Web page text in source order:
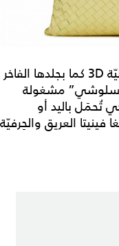
تتميّز بتصميمها على شكل هرمي بتقنيّة 3D كما بجلدها الفاخر
“سلوشي” مشغولة
تُحمَل باليد أو
فينيتا العريق والحِرفيّة